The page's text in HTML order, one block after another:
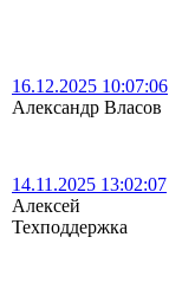
16.12.2025 10:07:06
Александр Власов
14.11.2025 13:02:07
Алексей
Техподдержка